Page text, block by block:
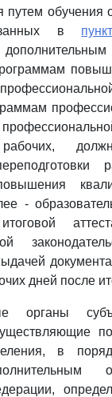
путем обучения
в
-
итоговой
дней после
органы
в